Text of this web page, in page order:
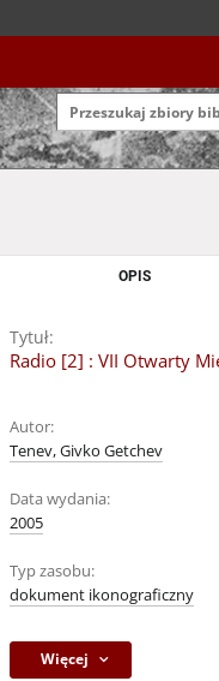
OPIS
Tytuł:
Radio [2] : VII Otwarty
Autor:
Tenev, Givko Getchev
Data wydania:
2005
Typ zasobu:
dokument ikonograficzny
Więcej